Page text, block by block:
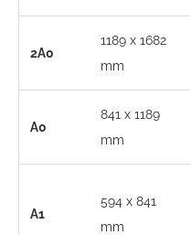
2A0
1189 x 1682
mm
A0
841 x 1189
mm
A1
594 x 841
mm